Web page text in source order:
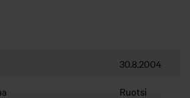
30.8.2004
Ruotsi